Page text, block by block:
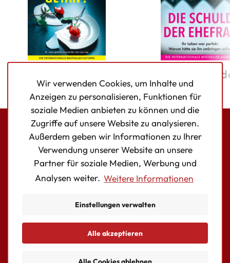
getan?
Die Schuld
Ehefrau
FacebookInstagram
Twitter
AUTOR:INNEN
Wir verwenden Cookies, um Inhalte und
Anzeigen zu personalisieren, Funktionen für
soziale Medien anbieten zu können und die
Zugriffe auf unsere Website zu analysieren.
Außerdem geben wir Informationen zu Ihrer
Verwendung unserer Website an unsere
Partner für soziale Medien, Werbung und
Analysen weiter. Weitere Informationen
Einstellungen verwalten
Essentielle Cookies
Alle akzeptieren